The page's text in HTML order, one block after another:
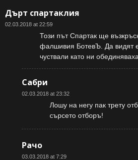
Дърт спартаклия
02.03.2018 at 22:59
Този път Спартак ще
фалшивия БотевЪ. Да видят
чуствали като ни
Сабри
02.03.2018 at 23:32
Лошу на негу пак трету
сърсето отборъ!
Рачо
03.03.2018 at 7:29